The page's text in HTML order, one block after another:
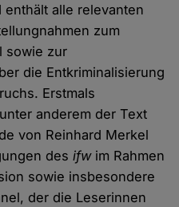
enthält alle relevanten
zum
sowie zur
die Entkriminalisierung
Erstmals
anderem der Text
von Reinhard Merkel
desifwim Rahmen
sowie insbesondere
der die Leserinnen